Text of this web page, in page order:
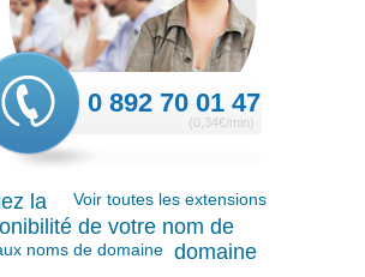
0 892 70 01 47
(0,34€/min)
Voir toutes les extensions
la
de votre nom de
domaine
noms de domaine